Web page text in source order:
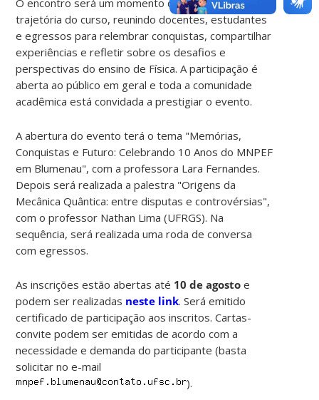
trajetória do curso, reunindo docentes, estudantes
e egressos para relembrar conquistas, compartilhar
experiências e refletir sobre os desafios e
perspectivas do ensino de Física. A participação é
aberta ao público em geral e toda a comunidade
acadêmica está convidada a prestigiar o evento.
A abertura do evento terá o tema "Memórias,
Conquistas e Futuro: Celebrando 10 Anos do MNPEF
em Blumenau", com a professora Lara Fernandes.
Depois será realizada a palestra "Origens da
Mecânica Quântica: entre disputas e controvérsias",
com o professor Nathan Lima (UFRGS). Na
sequência, será realizada uma roda de conversa
com egressos.
As inscrições estão abertas até 10 de agosto e
podem ser realizadas neste link. Será emitido
certificado de participação aos inscritos. Cartas-
convite podem ser emitidas de acordo com a
necessidade e demanda do participante (basta
solicitar no e-mail
).